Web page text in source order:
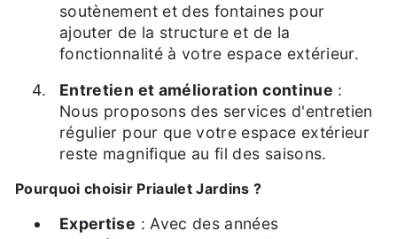
soutènement et des fontaines pour
ajouter de la structure et de la
fonctionnalité à votre espace extérieur.
Entretien et amélioration continue :
Nous proposons des services d'entretien
régulier pour que votre espace extérieur
reste magnifique au fil des saisons.
Pourquoi choisir Priaulet Jardins ?
Expertise : Avec des années